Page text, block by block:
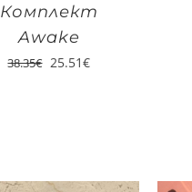
Комплект
Awake
38.35€ 25.51€